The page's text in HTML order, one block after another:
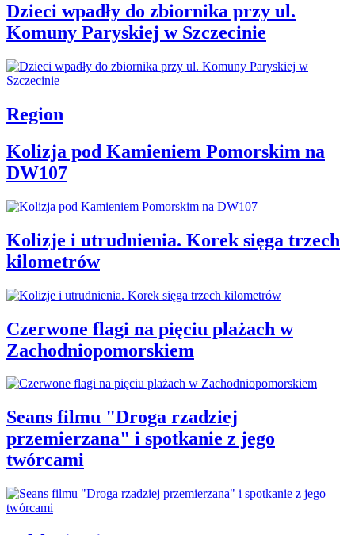
Dzieci wpadły do zbiornika przy ul.
Komuny Paryskiej w Szczecinie
Region
Kolizja pod Kamieniem Pomorskim na
DW107
Kolizje i utrudnienia. Korek sięga trzech
kilometrów
Czerwone flagi na pięciu plażach w
Zachodniopomorskiem
Seans filmu "Droga rzadziej
przemierzana" i spotkanie z jego
twórcami